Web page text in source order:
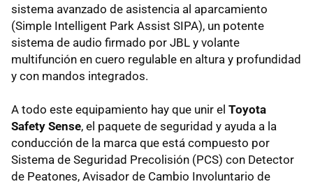
sistema avanzado de asistencia al aparcamiento
(Simple Intelligent Park Assist SIPA), un potente
sistema de audio firmado por JBL y volante
multifunción en cuero regulable en altura y profundidad
y con mandos integrados.
A todo este equipamiento hay que unir el Toyota
Safety Sense, el paquete de seguridad y ayuda a la
conducción de la marca que está compuesto por
Sistema de Seguridad Precolisión (PCS) con Detector
de Peatones, Avisador de Cambio Involuntario de